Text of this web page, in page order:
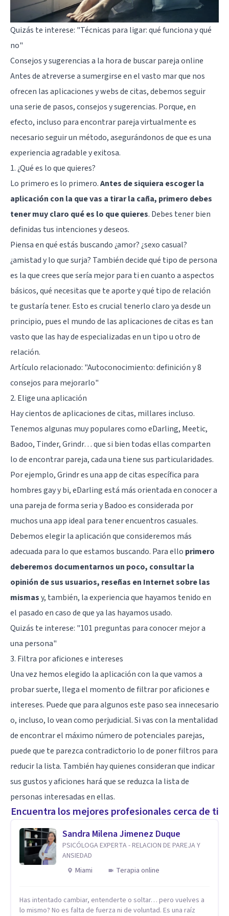
Quizás te interese: "Técnicas para ligar: qué funciona y qué
no"
Consejos y sugerencias a la hora de buscar pareja online
Antes de atreverse a sumergirse en el vasto mar que nos
ofrecen las aplicaciones y webs de citas, debemos seguir
una serie de pasos, consejos y sugerencias. Porque, en
efecto, incluso para encontrar pareja virtualmente es
necesario seguir un método, asegurándonos de que es una
experiencia agradable y exitosa.
1. ¿Qué es lo que quieres?
Lo primero es lo primero.Antes de siquiera escoger la
aplicación con la que vas a tirar la caña, primero debes
tener muy claro qué es lo que quieres. Debes tener bien
definidas tus intenciones y deseos.
Piensa en qué estás buscando ¿amor? ¿sexo casual?
¿amistad y lo que surja? También decide qué tipo de persona
es la que crees que sería mejor para ti en cuanto a aspectos
básicos, qué necesitas que te aporte y qué tipo de relación
te gustaría tener. Esto es crucial tenerlo claro ya desde un
principio, pues el mundo de las aplicaciones de citas es tan
vasto que las hay de especializadas en un tipo u otro de
relación.
Artículo relacionado: "Autoconocimiento: definición y 8
consejos para mejorarlo"
2. Elige una aplicación
Hay cientos de aplicaciones de citas, millares incluso.
Tenemos algunas muy populares como eDarling, Meetic,
Badoo, Tinder, Grindr… que si bien todas ellas comparten
lo de encontrar pareja, cada una tiene sus particularidades.
Por ejemplo, Grindr es una app de citas específica para
hombres gay y bi, eDarling está más orientada en conocer a
una pareja de forma seria y Badoo es considerada por
muchos una app ideal para tener encuentros casuales.
Debemos elegir la aplicación que consideremos más
adecuada para lo que estamos buscando. Para ello primero
deberemos documentarnos un poco, consultar la
opinión de sus usuarios, reseñas en Internet sobre las
mismasy, también, la experiencia que hayamos tenido en
el pasado en caso de que ya las hayamos usado.
Quizás te interese: "101 preguntas para conocer mejor a
una persona"
3. Filtra por aficiones e intereses
Una vez hemos elegido la aplicación con la que vamos a
probar suerte, llega el momento de filtrar por aficiones e
intereses. Puede que para algunos este paso sea innecesario
o, incluso, lo vean como perjudicial. Si vas con la mentalidad
de encontrar el máximo número de potenciales parejas,
puede que te parezca contradictorio lo de poner filtros para
reducir la lista. También hay quienes consideran que indicar
sus gustos y aficiones hará que se reduzca la lista de
personas interesadas en ellas.
Encuentra los mejores profesionales cerca de ti
Sandra Milena Jimenez Duque
PSICÓLOGA EXPERTA - RELACION DE PAREJA Y
ANSIEDAD
Miami
Terapia online
Has intentado cambiar, entenderte o soltar… pero vuelves a
lo mismo? No es falta de fuerza ni de voluntad. Es una raíz